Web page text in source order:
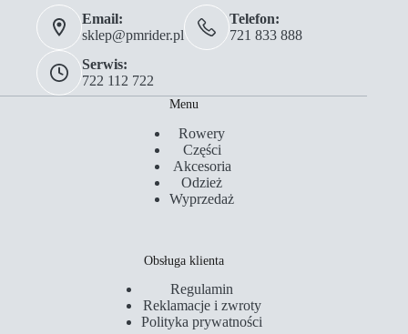
Email:
sklep@pmrider.pl
Telefon:
721 833 888
Serwis:
722 112 722
Menu
Rowery
Części
Akcesoria
Odzież
Wyprzedaż
Obsługa klienta
Regulamin
Reklamacje i zwroty
Polityka prywatności